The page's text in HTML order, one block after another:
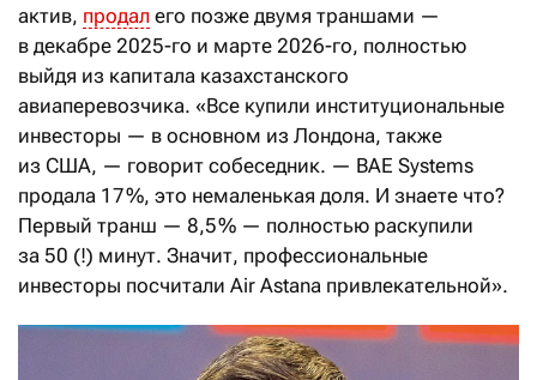
актив, продал его позже двумя траншами —
в декабре 2025-го и марте 2026-го, полностью
выйдя из капитала казахстанского
авиаперевозчика. «Все купили институциональные
инвесторы — в основном из Лондона, также
из США, — говорит собеседник. — BAE Systems
продала 17 %, это немаленькая доля. И знаете что?
Первый транш — 8,5 % — полностью раскупили
за 50 (!) минут. Значит, профессиональные
инвесторы посчитали Air Astana привлекательной».